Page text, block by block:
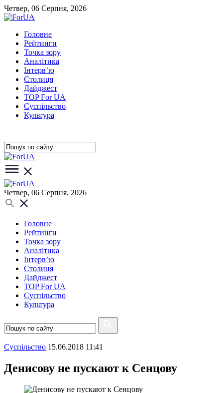
Четвер, 06 Серпня, 2026
Головне
Рейтинги
Точка зору
Аналітика
Інтерв’ю
Столиця
Дайджест
TOP For UA
Суспiльство
Культура
Четвер, 06 Серпня, 2026
Головне
Рейтинги
Точка зору
Аналітика
Інтерв’ю
Столиця
Дайджест
TOP For UA
Суспiльство
Культура
Суспiльство 15.06.2018 11:41
Денисову не пускают к Сенцову